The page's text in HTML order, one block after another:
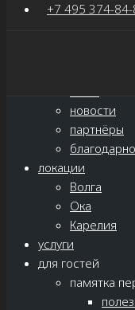
+7 495 374-
новости
партнёры
локации
Волга
Ока
Карелия
услуги
для гостей
памятка